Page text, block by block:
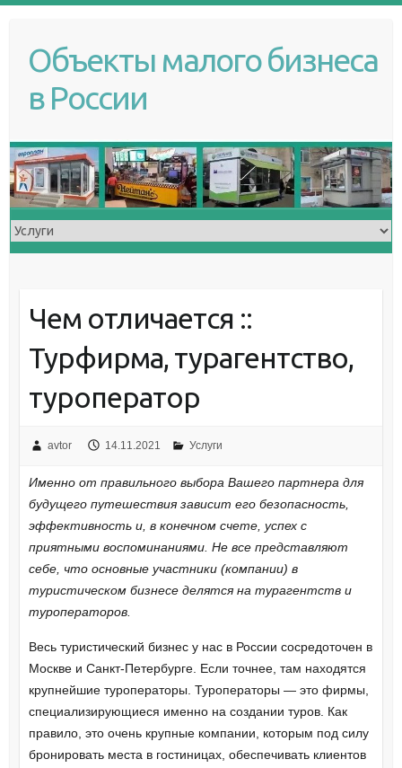
Объекты малого бизнеса
в России
Чем отличается ::
Турфирма, турагентство,
туроператор
avtor 14.11.2021 Услуги
Именно от правильного выбора Вашего партнера для
будущего путешествия зависит его безопасность,
эффективность и, в конечном счете, успех с
приятными воспоминаниями. Не все представляют
себе, что основные участники (компании) в
туристическом бизнесе делятся на турагентств и
туроператоров.
Весь туристический бизнес у нас в России сосредоточен в
Москве и Санкт-Петербурге. Если точнее, там находятся
крупнейшие туроператоры. Туроператоры — это фирмы,
специализирующиеся именно на создании туров. Как
правило, это очень крупные компании, которым под силу
бронировать места в гостиницах, обеспечивать клиентов